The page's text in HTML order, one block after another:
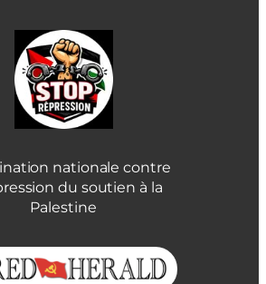
nationale contre
du soutien à la
Palestine